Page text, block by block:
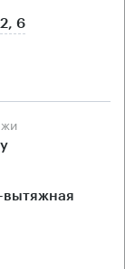
6
вытяжная